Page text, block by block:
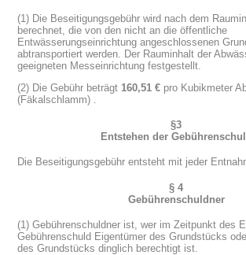
(1) Die Beseitigungsgebühr wird nach dem
berechnet, die von den nicht an die öffentliche
Entwässerungseinrichtung angeschlossenen
abtransportiert werden. Der Rauminhalt der
geeigneten Messeinrichtung festgestellt.
(2) Die Gebühr beträgt 160,51 € pro Kubikmeter
(Fäkalschlamm) .
§3
Entstehen der
Die Beseitigungsgebühr entsteht mit jeder
§ 4
Gebührenschuldner
(1) Gebührenschuldner ist, wer im Zeitpunkt des
Gebührenschuld Eigentümer des Grundstücks
des Grundstücks dinglich berechtigt ist.